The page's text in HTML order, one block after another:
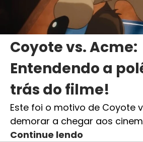
Coyote vs. Acme:
Entendendo a
trás do filme!
Este foi o motivo de Coyote
demorar a chegar aos
Continue lendo